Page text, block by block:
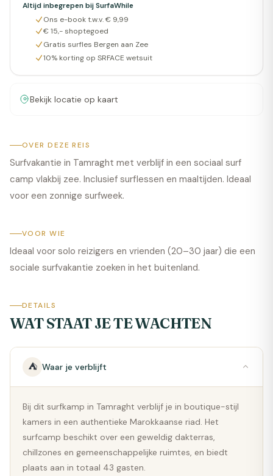
Altijd inbegrepen bij SurfaWhile
Ons e-book t.w.v. € 9,99
€ 15,- shoptegoed
Gratis surfles Bergen aan Zee
10% korting op SRFACE wetsuit
Bekijk locatie op kaart
OVER DEZE REIS
Surfvakantie in Tamraght met verblijf in een sociaal surf
camp vlakbij zee. Inclusief surflessen en maaltijden. Ideaal
voor een zonnige surfweek.
VOOR WIE
Ideaal voor solo reizigers en vrienden (20–30 jaar) die een
sociale surfvakantie zoeken in het buitenland.
DETAILS
WAT STAAT JE TE WACHTEN
⛺ Waar je verblijft
Bij dit surfkamp in Tamraght verblijf je in boutique-stijl
kamers in een authentieke Marokkaanse riad. Het
surfcamp beschikt over een geweldig dakterras,
chillzones en gemeenschappelijke ruimtes, en biedt
plaats aan in totaal 43 gasten.